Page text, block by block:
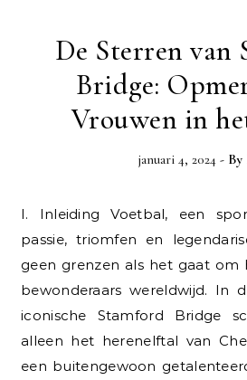
De Sterren van
Bridge:
Vrouwen in
januari 4, 2024 - By
I. Inleiding Voetbal, een sport doordrenkt met
passie, triomfen en
geen grenzen als het gaat om
bewonderaars wereldwijd. In
iconische Stamford Bridge
alleen het herenelftal van
een buitengewoon